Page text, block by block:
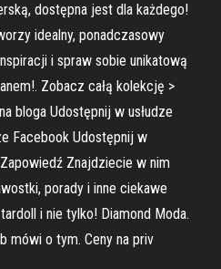
dostępna jest dla każdego!
idealny, ponadczasowy
i spraw sobie unikatową
Zobacz całą kolekcję >
bloga Udostępnij w usłudze
Facebook Udostępnij w
Znajdziecie w nim
porady i inne ciekawe
i nie tylko! Diamond Moda.
mówi o tym. Ceny na priv